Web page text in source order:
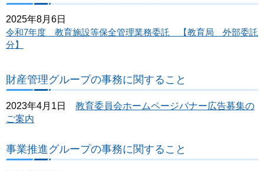
2025年8月6日
令和7年度 教育施設等保全管理業務委託 【教育局 外部委託
分】
財産管理グループの事務に関すること
2023年4月1日 教育委員会ホームページバナー広告募集の
ご案内
事業推進グループの事務に関すること